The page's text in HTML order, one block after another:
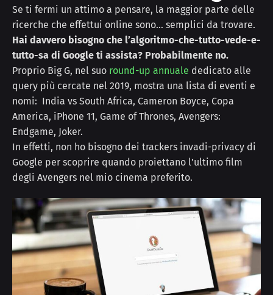
Se ti fermi un attimo a pensare, la maggior parte delle
ricerche che effettui online sono… semplici da trovare.
Hai davvero bisogno che l’algoritmo-che-tutto-vede-e-
tutto-sa di Google ti assista? Probabilmente no.
Proprio Big G, nel suo round-up annuale dedicato alle
query più cercate nel 2019, mostra una lista di eventi e
nomi: India vs South Africa, Cameron Boyce, Copa
America, iPhone 11, Game of Thrones, Avengers:
Endgame, Joker.
In effetti, non ho bisogno dei trackers invadi-privacy di
Google per scoprire quando proiettano l’ultimo film
degli Avengers nel mio cinema preferito.